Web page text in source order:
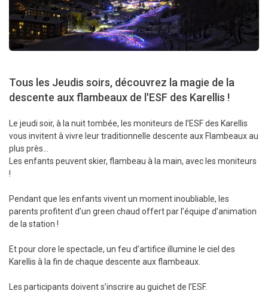
Tous les Jeudis soirs, découvrez la magie de la
descente aux flambeaux de l'ESF des Karellis !
Le jeudi soir, à la nuit tombée, les moniteurs de l’ESF des Karellis
vous invitent à vivre leur traditionnelle descente aux Flambeaux au
plus près…
Les enfants peuvent skier, flambeau à la main, avec les moniteurs
!
Pendant que les enfants vivent un moment inoubliable, les
parents profitent d’un green chaud offert par l’équipe d’animation
de la station !
Et pour clore le spectacle, un feu d’artifice illumine le ciel des
Karellis à la fin de chaque descente aux flambeaux.
Les participants doivent s’inscrire au guichet de l’ESF.